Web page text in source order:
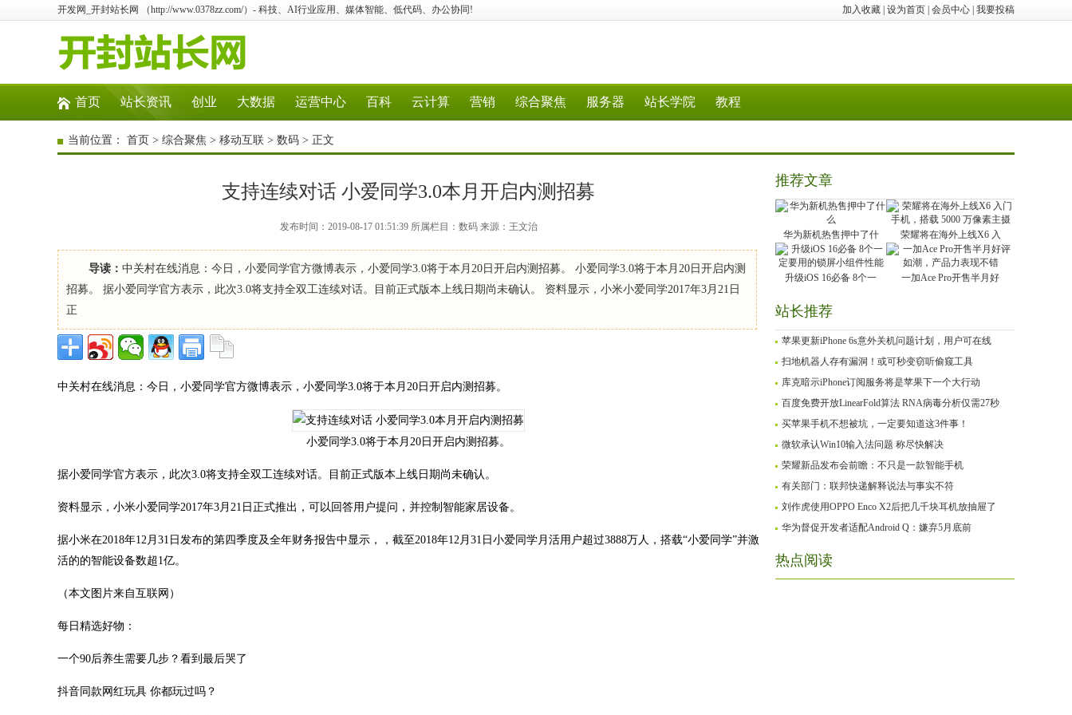
加入收藏 设为首页 会员中心 我要投稿
开发网_开封站长网 （http://www.0378zz.com/）- 科技、AI行业应用、媒体智能、低代码、办公协同!
首页 站长资讯 创业 大数据 运营中心 百科 云计算 营销 综合聚焦 服务器 站长学院 教程
当前位置： 首页 > 综合聚焦 > 移动互联 > 数码 > 正文
支持连续对话 小爱同学3.0本月开启内测招募
发布时间：2019-08-17 01:51:39 所属栏目：数码 来源：王文治
导读： 中关村在线消息：今日，小爱同学官方微博表示，小爱同学3.0将于本月20日开启内测招募。 小爱同学3.0将于本月20日开启内测
招募。 据小爱同学官方表示，此次3.0将支持全双工连续对话。目前正式版本上线日期尚未确认。 资料显示，小米小爱同学2017年3月21日
正
中关村在线消息：今日，小爱同学官方微博表示，小爱同学3.0将于本月20日开启内测招募。
小爱同学3.0将于本月20日开启内测招募。
据小爱同学官方表示，此次3.0将支持全双工连续对话。目前正式版本上线日期尚未确认。
资料显示，小米小爱同学2017年3月21日正式推出，可以回答用户提问，并控制智能家居设备。
据小米在2018年12月31日发布的第四季度及全年财务报告中显示，，截至2018年12月31日小爱同学月活用户超过3888万人，搭载“小爱同学”并激
活的的智能设备数超1亿。
（本文图片来自互联网）
每日精选好物：
一个90后养生需要几步？看到最后哭了
抖音同款网红玩具 你都玩过吗？
推荐文章
华为新机热售押中了什 荣耀将在海外上线X6 入
升级iOS 16必备 8个一 一加Ace Pro开售半月好
站长推荐
苹果更新iPhone 6s意外关机问题计划，用户可在线
扫地机器人存有漏洞！或可秒变窃听偷窥工具
库克暗示iPhone订阅服务将是苹果下一个大行动
百度免费开放LinearFold算法 RNA病毒分析仅需27秒
买苹果手机不想被坑，一定要知道这3件事！
微软承认Win10输入法问题 称尽快解决
荣耀新品发布会前瞻：不只是一款智能手机
有关部门：联邦快递解释说法与事实不符
刘作虎使用OPPO Enco X2后把几千块耳机放抽屉了
华为督促开发者适配Android Q：嫌弃5月底前
热点阅读